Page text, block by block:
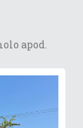
apod.